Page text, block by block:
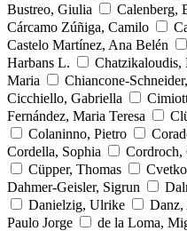
Bustreo, Giulia
Calenberg,
Cárcamo Zúñiga, Camilo
Castelo Martínez, Ana Belén
Harbans L.
Chatzikaloudis,
Maria
Chiancone-
Cicchiello, Gabriella
Fernández, Maria Teresa
Colaninno, Pietro
Cordella, Sophia
Cordroch,
Cüpper, Thomas
Dahmer-Geisler, Sigrun
Danielzig, Ulrike
Danz,
Paulo Jorge
de la Loma,